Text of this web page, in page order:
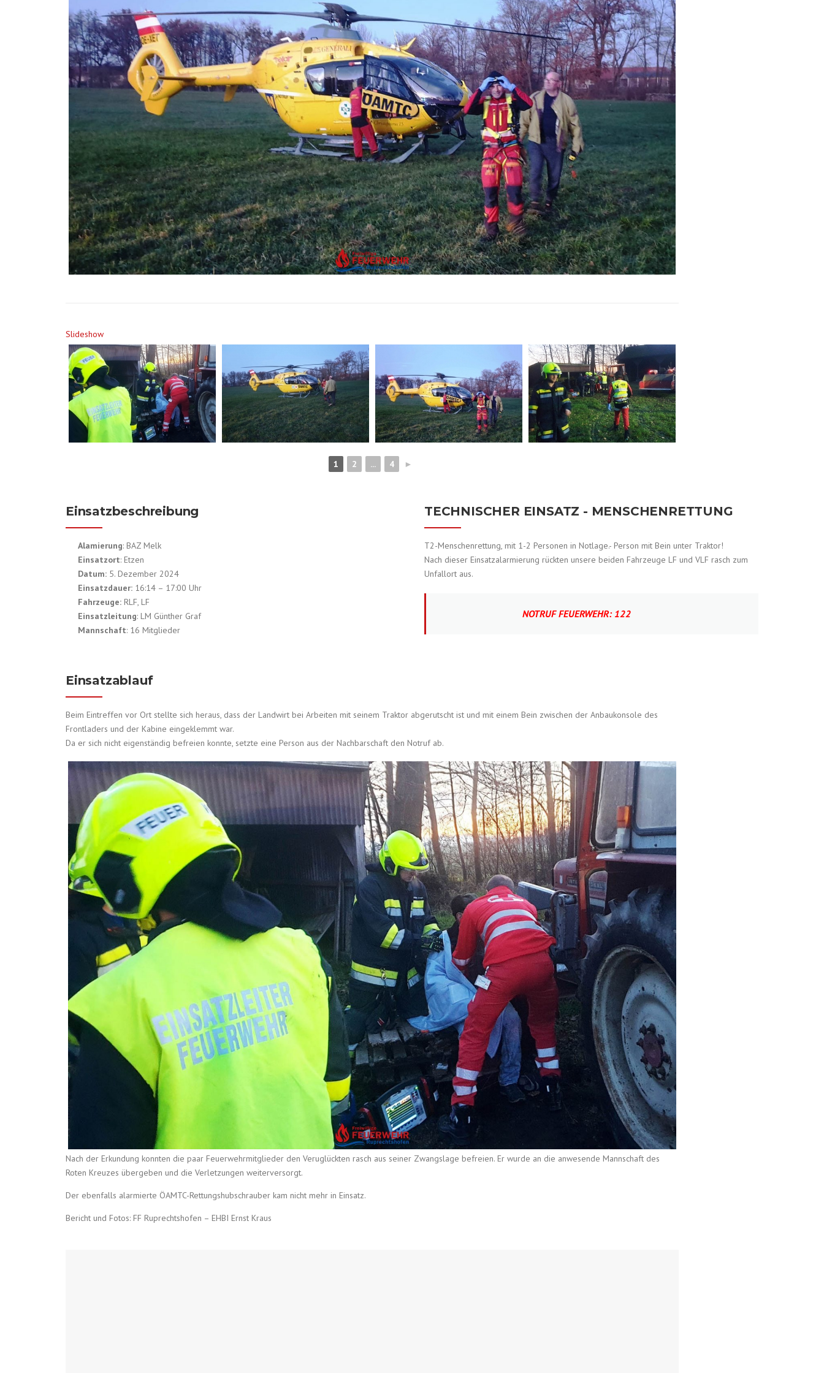
Slideshow
1 2 ... 4 ►
Einsatzbeschreibung
Alamierung: BAZ Melk
Einsatzort: Etzen
Datum: 5. Dezember 2024
Einsatzdauer: 16:14 – 17:00 Uhr
Fahrzeuge: RLF, LF
Einsatzleitung: LM Günther Graf
Mannschaft: 16 Mitglieder
TECHNISCHER EINSATZ - MENSCHENRETTUNG
T2-Menschenrettung, mit 1-2 Personen in Notlage.- Person mit Bein unter Traktor!
Nach dieser Einsatzalarmierung rückten unsere beiden Fahrzeuge LF und VLF rasch zum
Unfallort aus.
NOTRUF FEUERWEHR: 122
Einsatzablauf
Beim Eintreffen vor Ort stellte sich heraus, dass der Landwirt bei Arbeiten mit seinem Traktor abgerutscht ist und mit einem Bein zwischen der Anbaukonsole des
Frontladers und der Kabine eingeklemmt war.
Da er sich nicht eigenständig befreien konnte, setzte eine Person aus der Nachbarschaft den Notruf ab.
Nach der Erkundung konnten die paar Feuerwehrmitglieder den Veruglückten rasch aus seiner Zwangslage befreien. Er wurde an die anwesende Mannschaft des
Roten Kreuzes übergeben und die Verletzungen weiterversorgt.
Der ebenfalls alarmierte ÖAMTC-Rettungshubschrauber kam nicht mehr in Einsatz.
Bericht und Fotos: FF Ruprechtshofen – EHBI Ernst Kraus